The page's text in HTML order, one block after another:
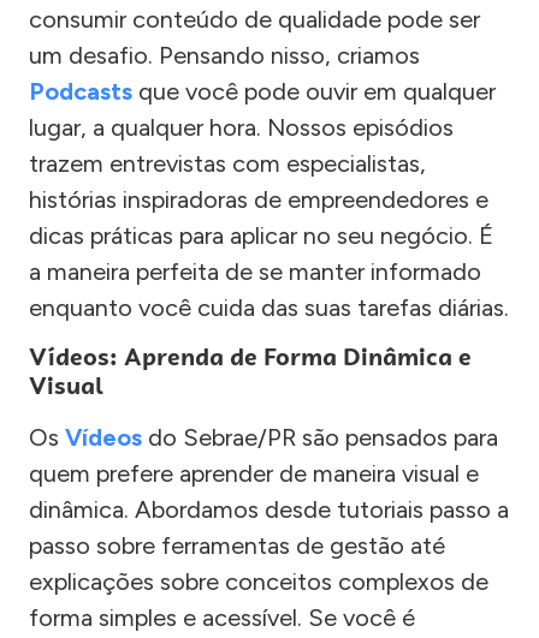
consumir conteúdo de qualidade pode ser
um desafio. Pensando nisso, criamos
Podcasts que você pode ouvir em qualquer
lugar, a qualquer hora. Nossos episódios
trazem entrevistas com especialistas,
histórias inspiradoras de empreendedores e
dicas práticas para aplicar no seu negócio. É
a maneira perfeita de se manter informado
enquanto você cuida das suas tarefas diárias.
Vídeos: Aprenda de Forma Dinâmica e
Visual
Os Vídeos do Sebrae/PR são pensados para
quem prefere aprender de maneira visual e
dinâmica. Abordamos desde tutoriais passo a
passo sobre ferramentas de gestão até
explicações sobre conceitos complexos de
forma simples e acessível. Se você é